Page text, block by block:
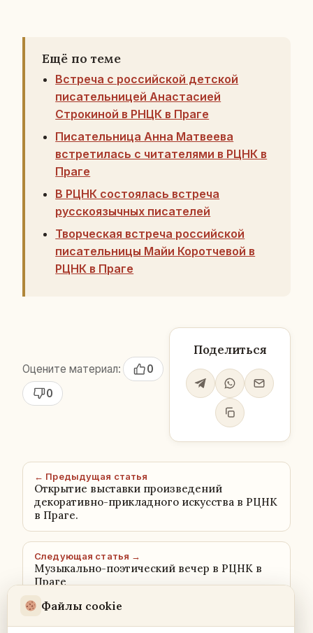
Ещё по теме
Встреча с российской детской
писательницей Анастасией
Строкиной в РНЦК в Праге
Писательница Анна Матвеева
встретилась с читателями в РЦНК в
Праге
В РЦНК состоялась встреча
русскоязычных писателей
Творческая встреча российской
писательницы Майи Коротчевой в
РЦНК в Праге
Оцените материал:
0
0
Поделиться
← Предыдущая статья
Открытие выставки произведений
декоративно-прикладного искусства в РЦНК
в Праге.
Следующая статья →
Музыкально-поэтический вечер в РЦНК в
Праге
Файлы cookie